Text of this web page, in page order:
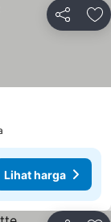
Bagikan
Lihat harga